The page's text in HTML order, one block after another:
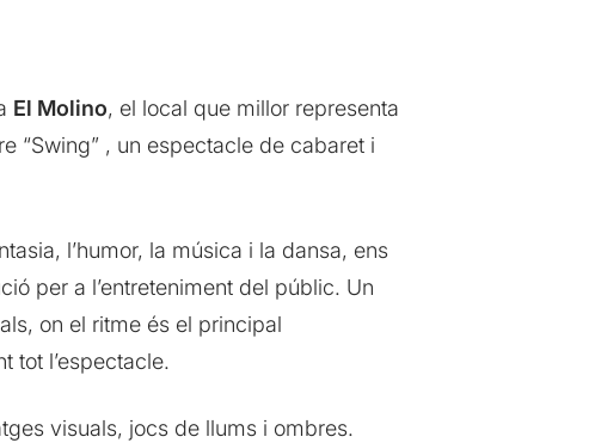
El Molino, el local que millor representa
“Swing” , un espectacle de cabaret i
l’humor, la música i la dansa, ens
per a l’entreteniment del públic. Un
on el ritme és el principal
tot l’espectacle.
visuals, jocs de llums i ombres.